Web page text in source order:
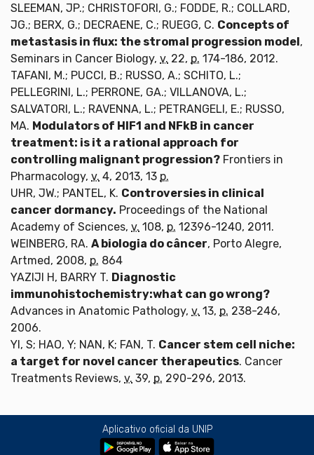
SLEEMAN, JP.; CHRISTOFORI, G.; FODDE, R.; COLLARD,
JG.; BERX, G.; DECRAENE, C.; RUEGG, C. Concepts of
metastasis in flux: the stromal progression model,
Seminars in Cancer Biology, v. 22, p. 174-186, 2012.
TAFANI, M.; PUCCI, B.; RUSSO, A.; SCHITO, L.;
PELLEGRINI, L.; PERRONE, GA.; VILLANOVA, L.;
SALVATORI, L.; RAVENNA, L.; PETRANGELI, E.; RUSSO,
MA. Modulators of HIF1 and NFkB in cancer
treatment: is it a rational approach for
controlling malignant progression? Frontiers in
Pharmacology, v. 4, 2013, 13 p.
UHR, JW.; PANTEL, K. Controversies in clinical
cancer dormancy. Proceedings of the National
Academy of Sciences, v. 108, p. 12396-1240, 2011.
WEINBERG, RA. A biologia do câncer, Porto Alegre,
Artmed, 2008, p. 864
YAZIJI H, BARRY T. Diagnostic
immunohistochemistry:what can go wrong?
Advances in Anatomic Pathology, v. 13, p. 238-246,
2006.
YI, S; HAO, Y; NAN, K; FAN, T. Cancer stem cell niche:
a target for novel cancer therapeutics. Cancer
Treatments Reviews, v. 39, p. 290-296, 2013.
Aplicativo oficial da UNIP